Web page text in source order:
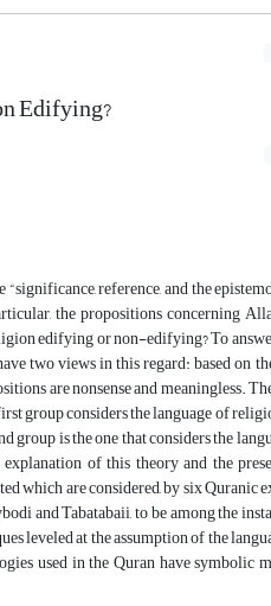
Edifying?
reference, and the
the propositions concerning
edifying or non-edifying? To
two views in this regard: based on
are nonsense and meaningless.
group considers the language of
is the one that considers the
of this theory and the
which are considered, by six Quranic
and Tabatabaii, to be among the
leveled at the assumption of the
used in the Quran have symbolic